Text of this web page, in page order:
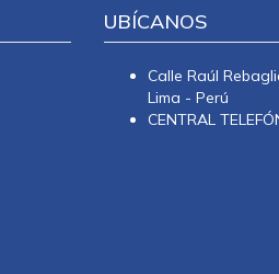
UBÍCANOS
Calle Raúl
Lima - Perú
CENTRAL